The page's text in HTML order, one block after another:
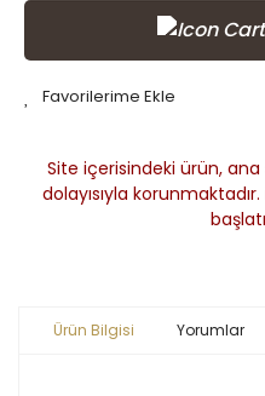
Site içerisindeki ürün,
dolayısıyla
Ürün Bilgisi Yorumlar